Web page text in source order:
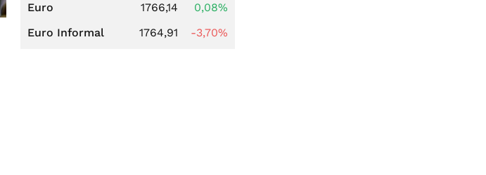
Euro
1766,14
0,08%
Euro Informal
1764,91 -3,70%